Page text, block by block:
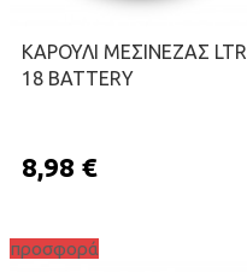
KΑΡΟΥΛΙ ΜΕΣΙΝΕΖΑΣ LTR
18 BATTERY
8,98 €
προσφορά